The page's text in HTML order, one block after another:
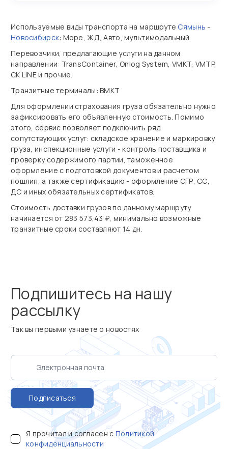
Используемые виды транспорта на маршруте Сямынь -
Новосибирск: Море, ЖД, Авто, мультимодальный.
Перевозчики, предлагающие услуги на данном
направлении: TransContainer, Onlog System, VMKT, VMTP,
CK LINE и прочие.
Транзитные терминалы: ВМКТ
Для оформлении страхования груза обязательно нужно
зафиксировать его объявленную стоимость. Помимо
этого, сервис позволяет подключить ряд
сопутствующих услуг: складское хранение и маркировку
груза, инспекционные услуги - контроль поставщика и
проверку содержимого партии, таможенное
оформление с подготовкой документов и расчетом
пошлин, а также сертификацию - оформление СГР, СС,
ДС и иных обязательных сертификатов.
Стоимость доставки грузов по данному маршруту
начинается от 283 573,43 ₽, минимально возможные
транзитные сроки составляют 14 дн.
Подпишитесь на нашу
рассылку
Так вы первыми узнаете о новостях
Подписаться
Я прочитал и согласен с Политикой
конфиденциальности